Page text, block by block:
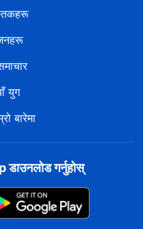
युग
बारेमा
डाउनलोड गर्नुहोस्